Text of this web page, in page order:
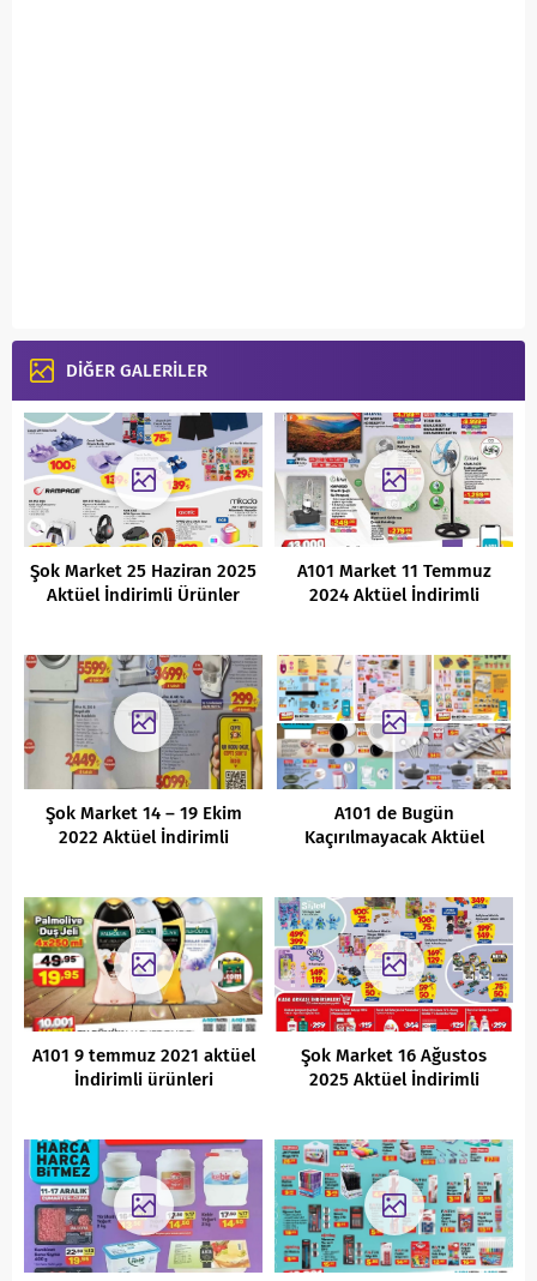
DİĞER GALERİLER
Şok Market 25 Haziran 2025
Aktüel İndirimli Ürünler
A101 Market 11 Temmuz
2024 Aktüel İndirimli
Şok Market 14 – 19 Ekim
2022 Aktüel İndirimli
A101 de Bugün
Kaçırılmayacak Aktüel
A101 9 temmuz 2021 aktüel
İndirimli ürünleri
Şok Market 16 Ağustos
2025 Aktüel İndirimli